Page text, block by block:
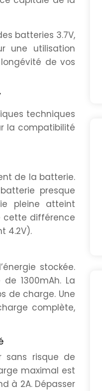
batteries 3.7V,
une utilisation
de vos
techniques
la compatibilité
de la batterie.
presque
pleine atteint
cette différence
4.2V).
stockée.
1300mAh. La
de charge. Une
complète,
sans risque de
maximal est
à 2A. Dépasser